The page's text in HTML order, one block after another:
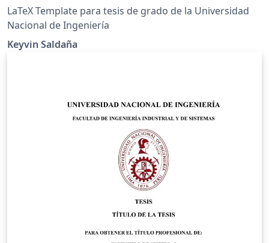
LaTeX Template para tesis de grado de la Universidad
Nacional de Ingeniería
Keyvin Saldaña